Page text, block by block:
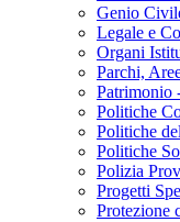
Genio
Legale e
Organi
Parchi,
Patrimonio
Politiche
Politiche
Politiche
Polizia
Progetti
Protezione